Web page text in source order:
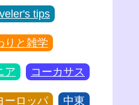
tips
りと雑学
ア コーカサス
ーロッパ 中東